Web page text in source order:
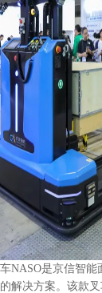
NASO是京信智
解决方案。该款叉